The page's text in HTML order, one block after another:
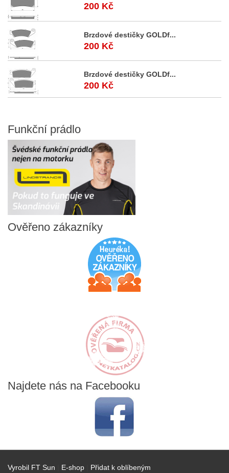
200 Kč
Brzdové destičky GOLDf...
200 Kč
Brzdové destičky GOLDf...
200 Kč
Funkční prádlo
Ověřeno zákazníky
Najdete nás na Facebooku
Vyrobil FT Sun E-shop Přidat k oblíbeným